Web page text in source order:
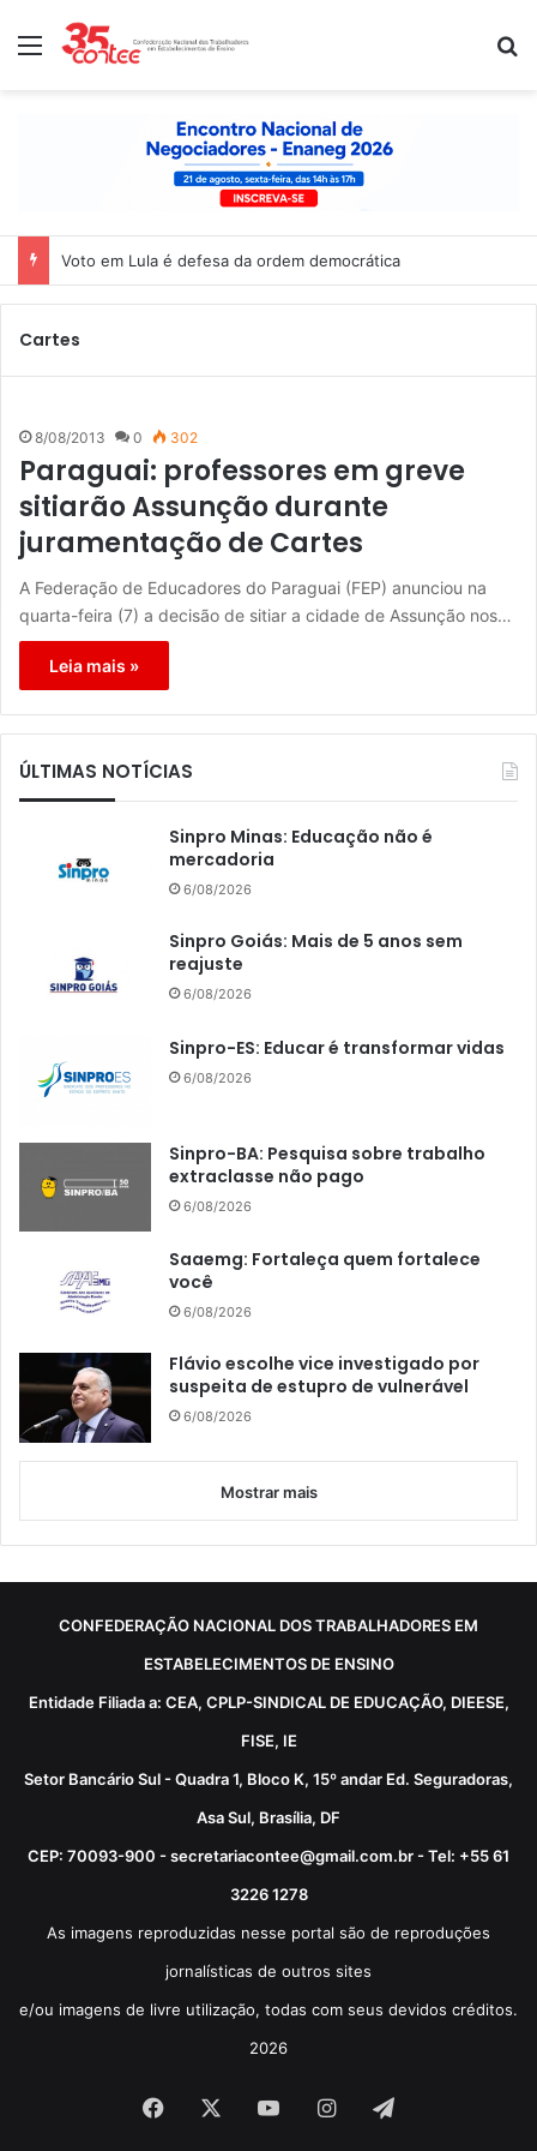
Menu
Voto em Lula é defesa da ordem democrática
Cartes
8/08/2013 0 302
Paraguai: professores em greve
sitiarão Assunção durante
juramentação de Cartes
A Federação de Educadores do Paraguai (FEP) anunciou na
quarta-feira (7) a decisão de sitiar a cidade de Assunção nos…
Leia mais »
ÚLTIMAS NOTÍCIAS
Sinpro Minas: Educação não é
mercadoria
6/08/2026
Sinpro Goiás: Mais de 5 anos sem
reajuste
6/08/2026
Sinpro-ES: Educar é transformar vidas
6/08/2026
Sinpro-BA: Pesquisa sobre trabalho
extraclasse não pago
6/08/2026
Saaemg: Fortaleça quem fortalece
você
6/08/2026
Flávio escolhe vice investigado por
suspeita de estupro de vulnerável
6/08/2026
Mostrar mais
CONFEDERAÇÃO NACIONAL DOS TRABALHADORES EM
ESTABELECIMENTOS DE ENSINO
Entidade Filiada a: CEA, CPLP-SINDICAL DE EDUCAÇÃO, DIEESE,
FISE, IE
Setor Bancário Sul - Quadra 1, Bloco K, 15º andar Ed. Seguradoras,
Asa Sul, Brasília, DF
CEP: 70093-900 - secretariacontee@gmail.com.br - Tel: +55 61
3226 1278
As imagens reproduzidas nesse portal são de reproduções
jornalísticas de outros sites
e/ou imagens de livre utilização, todas com seus devidos créditos.
2026
Facebook YouTubeInstagram